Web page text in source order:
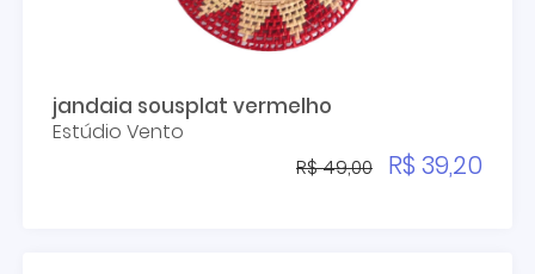
jandaia sousplat vermelho
Estúdio Vento
R$ 49,00 R$ 39,20